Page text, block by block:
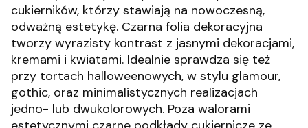
cukierników, którzy stawiają na nowoczesną,
odważną estetykę. Czarna folia dekoracyjna
tworzy wyrazisty kontrast z jasnymi dekoracjami,
kremami i kwiatami. Idealnie sprawdza się też
przy tortach halloweenowych, w stylu glamour,
gothic, oraz minimalistycznych realizacjach
jedno- lub dwukolorowych. Poza walorami